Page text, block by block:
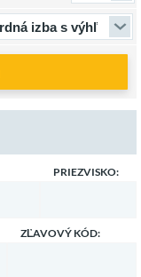
PRIEZVISKO:
ZĽAVOVÝ KÓD: